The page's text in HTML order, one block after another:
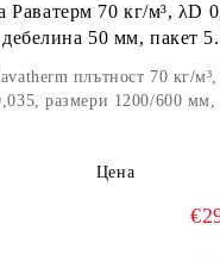
Раватерм 70 кг/м³, λD
50 мм, пакет
плътност 70 кг/
размери 1200/600 мм,
Цена